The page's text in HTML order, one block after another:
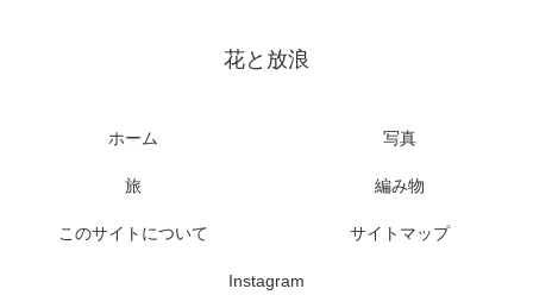
花と放浪
ホーム 写真
旅 編み物
このサイトについて サイトマップ
Instagram